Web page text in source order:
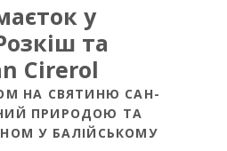
у
та
Cirerol
НА СВЯТИНЮ САН-
ПРИРОДОЮ ТА
У БАЛІЙСЬКОМУ